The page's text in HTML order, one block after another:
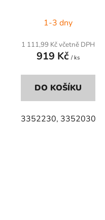
1-3 dny
1 111,99 Kč včetně DPH
919 Kč / ks
DO KOŠÍKU
3352230, 3352030